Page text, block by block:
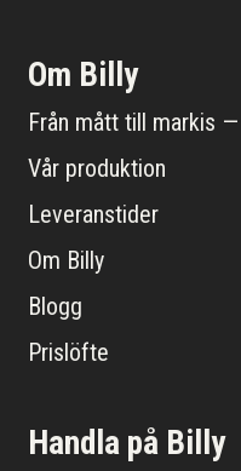
Om Billy
Från mått till markis
Vår produktion
Leveranstider
Om Billy
Blogg
Prislöfte
Handla på Billy